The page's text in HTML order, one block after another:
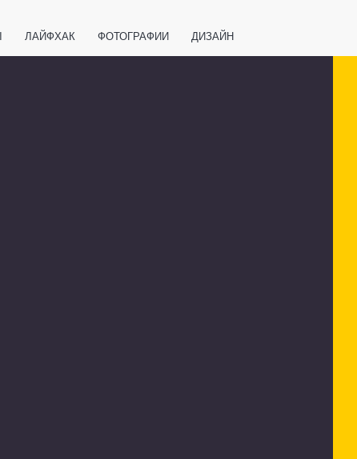
ЛАЙФХАК ФОТОГРАФИИ ДИЗАЙН